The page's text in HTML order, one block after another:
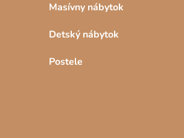
Masívny nábytok
Detský nábytok
Postele